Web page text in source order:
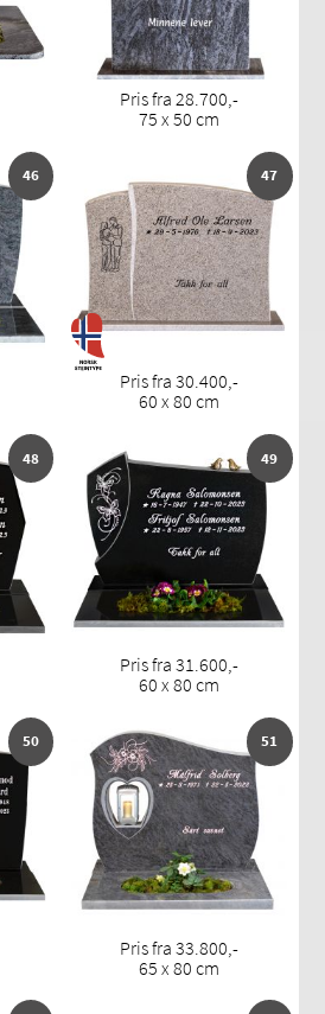
Pris fra 28.700,-
75 x 50 cm
46 47
Pris fra 30.400,-
60 x 80 cm
48 49
Pris fra 31.600,-
60 x 80 cm
50 51
Pris fra 33.800,-
65 x 80 cm